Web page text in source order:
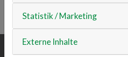
ZURÜCK ZUR ÜBERSICHT
Statistik / Marketing
Externe Inhalte